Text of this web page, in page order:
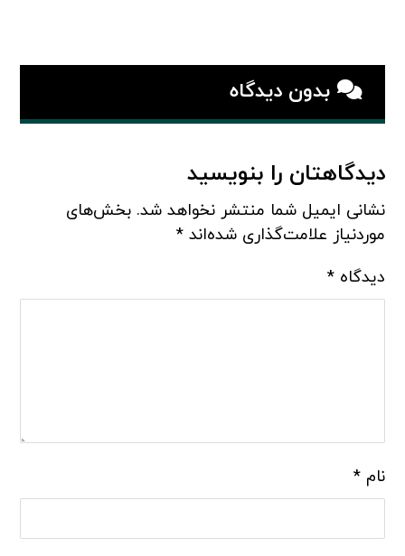
بدون دیدگاه
دیدگاهتان را بنویسید
نشانی ایمیل شما منتشر نخواهد شد. بخش‌های
موردنیاز علامت‌گذاری شده‌اند*
دیدگاه*
نام*